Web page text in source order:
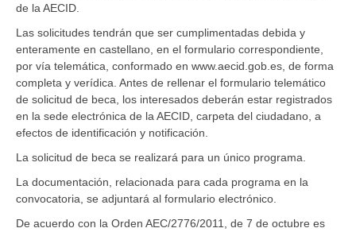
de la AECID.
Las solicitudes tendrán que ser cumplimentadas debida y
enteramente en castellano, en el formulario correspondiente,
por vía telemática, conformado en www.aecid.gob.es, de forma
completa y verídica. Antes de rellenar el formulario telemático
de solicitud de beca, los interesados deberán estar registrados
en la sede electrónica de la AECID, carpeta del ciudadano, a
efectos de identificación y notificación.
La solicitud de beca se realizará para un único programa.
La documentación, relacionada para cada programa en la
convocatoria, se adjuntará al formulario electrónico.
De acuerdo con la Orden AEC/2776/2011, de 7 de octubre es